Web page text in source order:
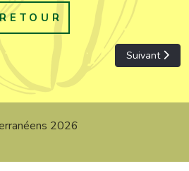
RETOUR
grandiflora var. suliemanArticle
Suivant
2026